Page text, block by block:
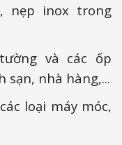
nẹp inox trong
và các ốp
sạn, nhà hàng,...
loại máy móc,